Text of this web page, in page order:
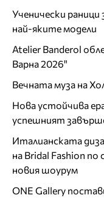
Ученически раници
най-яките модели
Atelier Banderol
Варна 2026"
Вечната муза на
Нова устойчива
успешният
Италианската
на Bridal Fashion по
новия шоурум
ONE Gallery